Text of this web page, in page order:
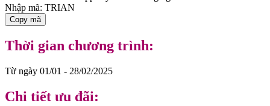
Nhập mã: TRIAN
Copy mã
Thời gian chương trình:
Từ ngày 01/01 - 28/02/2025
Chi tiết ưu đãi: